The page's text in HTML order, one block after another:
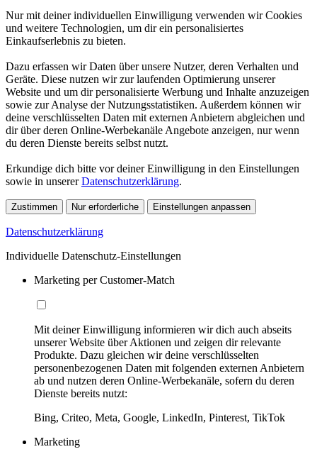
Nur mit deiner individuellen Einwilligung verwenden wir Cookies
und weitere Technologien, um dir ein personalisiertes
Einkaufserlebnis zu bieten.
Dazu erfassen wir Daten über unsere Nutzer, deren Verhalten und
Geräte. Diese nutzen wir zur laufenden Optimierung unserer
Website und um dir personalisierte Werbung und Inhalte anzuzeigen
sowie zur Analyse der Nutzungsstatistiken. Außerdem können wir
deine verschlüsselten Daten mit externen Anbietern abgleichen und
dir über deren Online-Werbekanäle Angebote anzeigen, nur wenn
du deren Dienste bereits selbst nutzt.
Erkundige dich bitte vor deiner Einwilligung in den Einstellungen
sowie in unsererDatenschutzerklärung.
Zustimmen Nur erforderliche Einstellungen anpassen
Datenschutzerklärung
Individuelle Datenschutz-Einstellungen
Marketing per Customer-Match
Mit deiner Einwilligung informieren wir dich auch abseits
unserer Website über Aktionen und zeigen dir relevante
Produkte. Dazu gleichen wir deine verschlüsselten
personenbezogenen Daten mit folgenden externen Anbietern
ab und nutzen deren Online-Werbekanäle, sofern du deren
Dienste bereits nutzt:
Bing, Criteo, Meta, Google, LinkedIn, Pinterest, TikTok
Marketing